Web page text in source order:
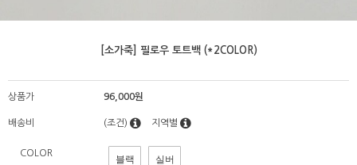
[소가죽] 필로우 토트백 (*2COLOR)
상품가 96,000원
배송비 (조건) 지역별
COLOR 블랙 실버